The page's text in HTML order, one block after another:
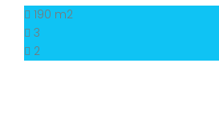
190 m2
3
2